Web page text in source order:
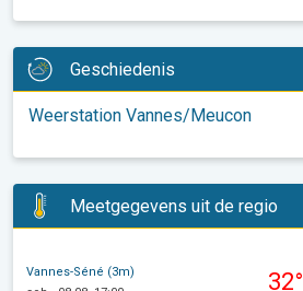
Geschiedenis
Weerstation Vannes/Meucon
Meetgegevens uit de regio
Vannes-Séné (3m)
32°